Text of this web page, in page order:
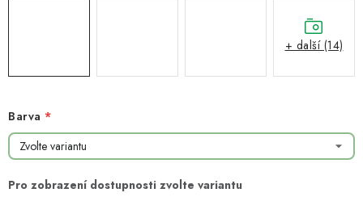
Barva
+ další (14)